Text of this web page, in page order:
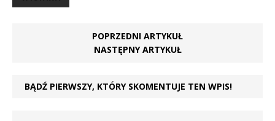
POPRZEDNI ARTYKUŁ
NASTĘPNY ARTYKUŁ
BĄDŹ PIERWSZY, KTÓRY SKOMENTUJE TEN WPIS!